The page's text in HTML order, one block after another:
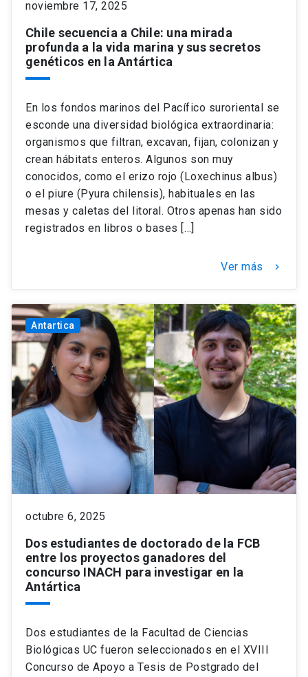
Académicos
Consejo de Facultad
Secretaría Académica
Documentos FCB
Dirección Investigación
Grupos de Investigación
Institutos y Centros
FCB en el Territorio
Redes Internacionales
Estudiantes
Pregrado
Postgrado
Centro de Estudiantes
Publicaciones
Contacto
noviembre 17, 2025
Chile secuencia a Chile: una mirada
profunda a la vida marina y sus secretos
genéticos en la Antártica
En los fondos marinos del Pacífico suroriental se
esconde una diversidad biológica extraordinaria:
organismos que filtran, excavan, fijan, colonizan y
crean hábitats enteros. Algunos son muy
conocidos, como el erizo rojo (Loxechinus albus)
o el piure (Pyura chilensis), habituales en las
mesas y caletas del litoral. Otros apenas han sido
registrados en libros o bases […]
Ver más keyboard_arrow_right
Antartica
octubre 6, 2025
Dos estudiantes de doctorado de la FCB
entre los proyectos ganadores del
concurso INACH para investigar en la
Antártica
Dos estudiantes de la Facultad de Ciencias
Biológicas UC fueron seleccionados en el XVIII
Concurso de Apoyo a Tesis de Postgrado del